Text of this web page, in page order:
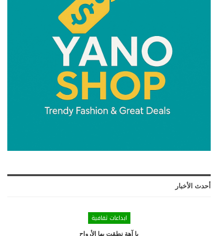
أحدث الأخبار
ابداعات ثقافية
يا آهة نطقت بها الأرواح